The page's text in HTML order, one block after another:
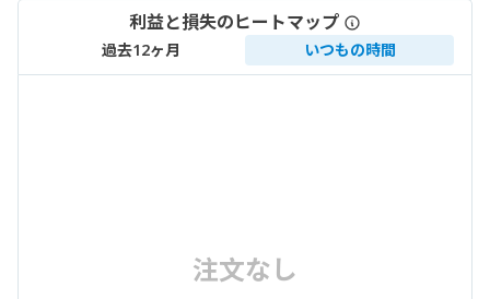
利益と損失のヒートマップ
過去12ヶ月 いつもの時間
注文なし